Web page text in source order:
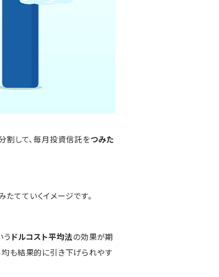
割して、毎月投資信託をつみた
てていくイメージです。
う ドルコスト平均法の効果が期
も結果的に引き下げられやす